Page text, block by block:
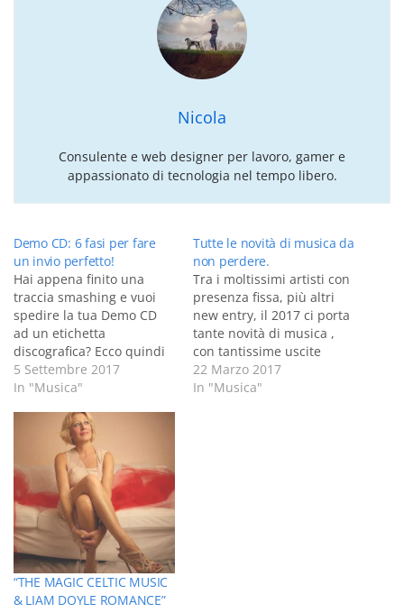
Nicola
Consulente e web designer per lavoro, gamer e
appassionato di tecnologia nel tempo libero.
Demo CD: 6 fasi per fare
un invio perfetto!
Hai appena finito una
traccia smashing e vuoi
spedire la tua Demo CD
ad un etichetta
discografica? Ecco quindi
una guida in 6 fasi
semplici su come inviare
Fase iniziale Selezione
delle tracce La rima cosa
di cui abbiamo bisogno è
quello di selezionare un…
5 Settembre 2017
In "Musica"
Tutte le novità di musica da
non perdere.
Tra i moltissimi artisti con
presenza fissa, più altri
new entry, il 2017 ci porta
tante novità di musica ,
con tantissime uscite
discografiche degne di
nota, così vorrei elencarvi
22 Marzo 2017
In "Musica"
“THE MAGIC CELTIC MUSIC
& LIAM DOYLE ROMANCE”